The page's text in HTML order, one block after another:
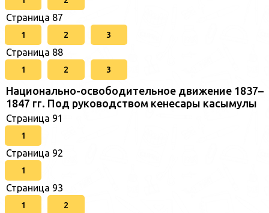
Страница 87
1 2 3
Страница 88
1 2 3
Национально-освободительное движение 1837–
1847 гг. Под руководством кенесары касымулы
Страница 91
1
Страница 92
1
Страница 93
1 2